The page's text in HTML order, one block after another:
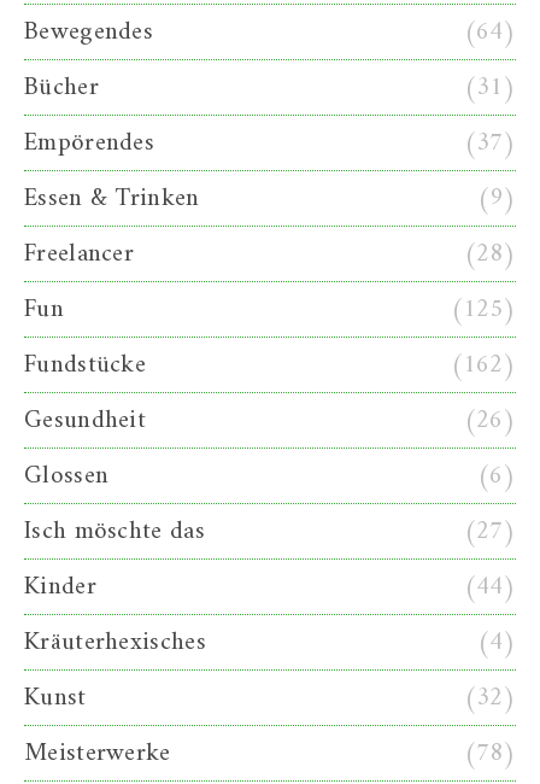
Bewegendes
(64)
Bücher
(31)
Empörendes
(37)
Essen & Trinken
(9)
Freelancer
(28)
Fun
(125)
Fundstücke
(162)
Gesundheit
(26)
Glossen
(6)
Isch möschte das
(27)
Kinder
(44)
Kräuterhexisches
(4)
Kunst
(32)
Meisterwerke
(78)